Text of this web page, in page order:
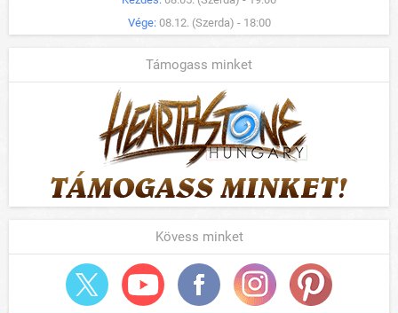
Vége: 08.12. (Szerda) - 18:00
Támogass minket
Kövess minket